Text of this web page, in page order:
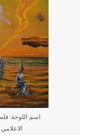
اسم اللوحة: